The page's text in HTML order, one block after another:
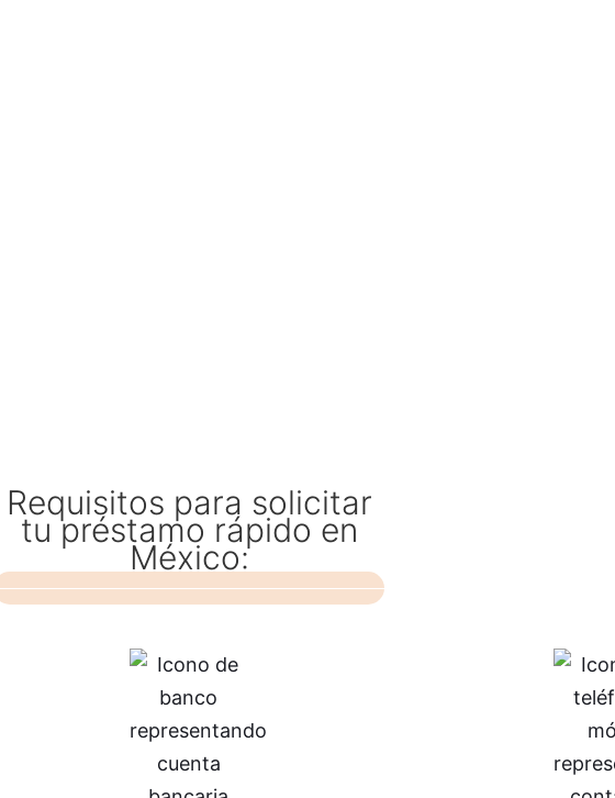
Requisitos para solicitar
tu préstamo rápido en
México: